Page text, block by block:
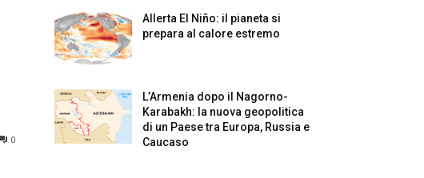
0
Allerta El Niño: il pianeta si
prepara al calore estremo
L’Armenia dopo il Nagorno-
Karabakh: la nuova geopolitica
di un Paese tra Europa, Russia e
Caucaso